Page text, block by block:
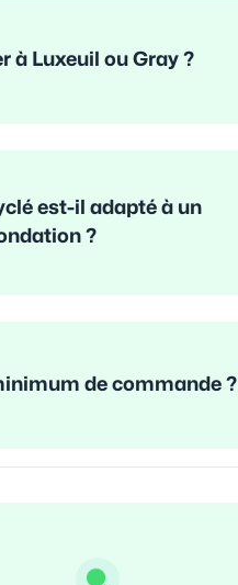
à Luxeuil ou Gray ?
est-il adapté à un
?
de commande ?